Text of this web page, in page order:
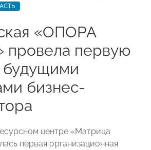
«ОПОРА
первую
будущими
бизнес-
центре «Матрица
первая организационная